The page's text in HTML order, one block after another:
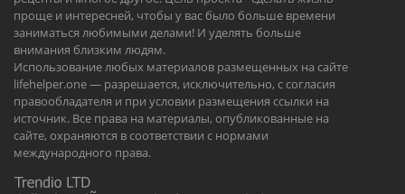
проще и интересней, чтобы у вас было больше времени
заниматься любимыми делами! И уделять больше
внимания близким людям.
Использование любых материалов размещенных на сайте
lifehelper.one — разрешается, исключительно, с согласия
правообладателя и при условии размещения ссылки на
источник. Все права на материалы, опубликованные на
сайте, охраняются в соответствии с нормами
международного права.